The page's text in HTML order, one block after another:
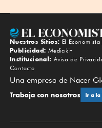
Nuestros Sitios: El Economista
Publicidad: Mediakit
Institucional: Aviso de
Contacto
Una empresa de Nacer
Trabaja con nosotros Ir a